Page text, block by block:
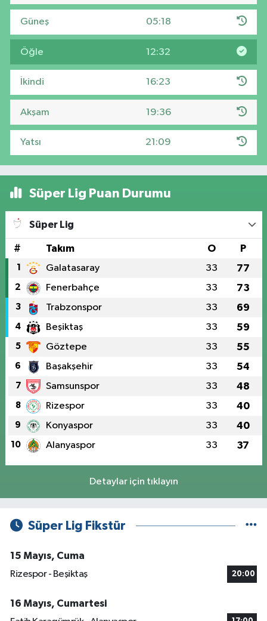
Güneş 05:18
Öğle 12:32
İkindi 16:23
Akşam 19:36
Yatsı 21:09
Süper Lig Puan Durumu
Süper Lig
# Takım O P
1 Galatasaray 33 77
2 Fenerbahçe 33 73
3 Trabzonspor 33 69
4 Beşiktaş 33 59
5 Göztepe 33 55
6 Başakşehir 33 54
7 Samsunspor 33 48
8 Rizespor 33 40
9 Konyaspor 33 40
10 Alanyaspor 33 37
Detaylar için tıklayın
Süper Lig Fikstür
15 Mayıs, Cuma
Rizespor - Beşiktaş
20:00
16 Mayıs, Cumartesi